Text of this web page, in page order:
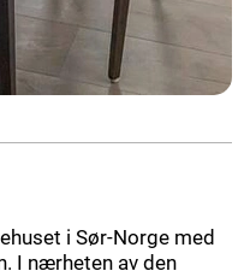
i Sør-Norge med
I nærheten av den